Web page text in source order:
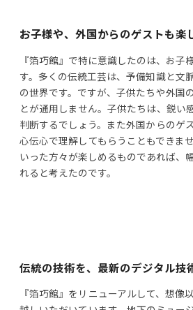
お子様や、外国からのゲストも楽
『箔巧館』で特に意識したのは、お子
す。多くの伝統工芸は、予備知識と文
の世界です。ですが、子供たちや外国
とが通用しません。子供たちは、鋭い
判断するでしょう。また外国からのゲ
心伝心で理解してもらうこともできま
いった方々が楽しめるものであれば、
れると考えたのです。
伝統の技術を、最新のデジタル技
『箔巧館』をリニューアルして、想像